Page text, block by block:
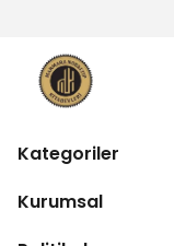
Kategoriler
Kurumsal